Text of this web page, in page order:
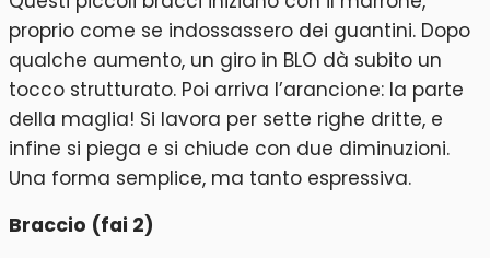
proprio come se indossassero dei guantini. Dopo
qualche aumento, un giro in BLO dà subito un
tocco strutturato. Poi arriva l’arancione: la parte
della maglia! Si lavora per sette righe dritte, e
infine si piega e si chiude con due diminuzioni.
Una forma semplice, ma tanto espressiva.
Braccio (fai 2)